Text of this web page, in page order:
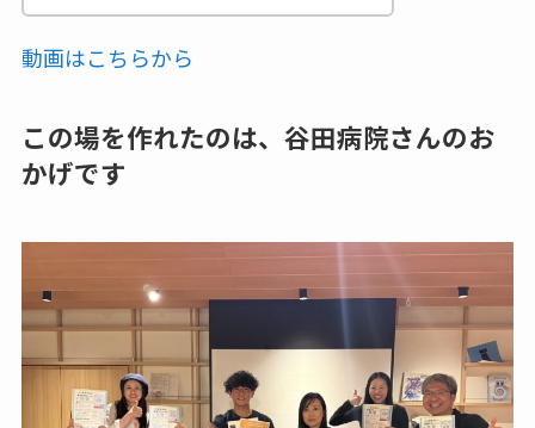
動画はこちらから
この場を作れたのは、谷田病院さんのお
かげです